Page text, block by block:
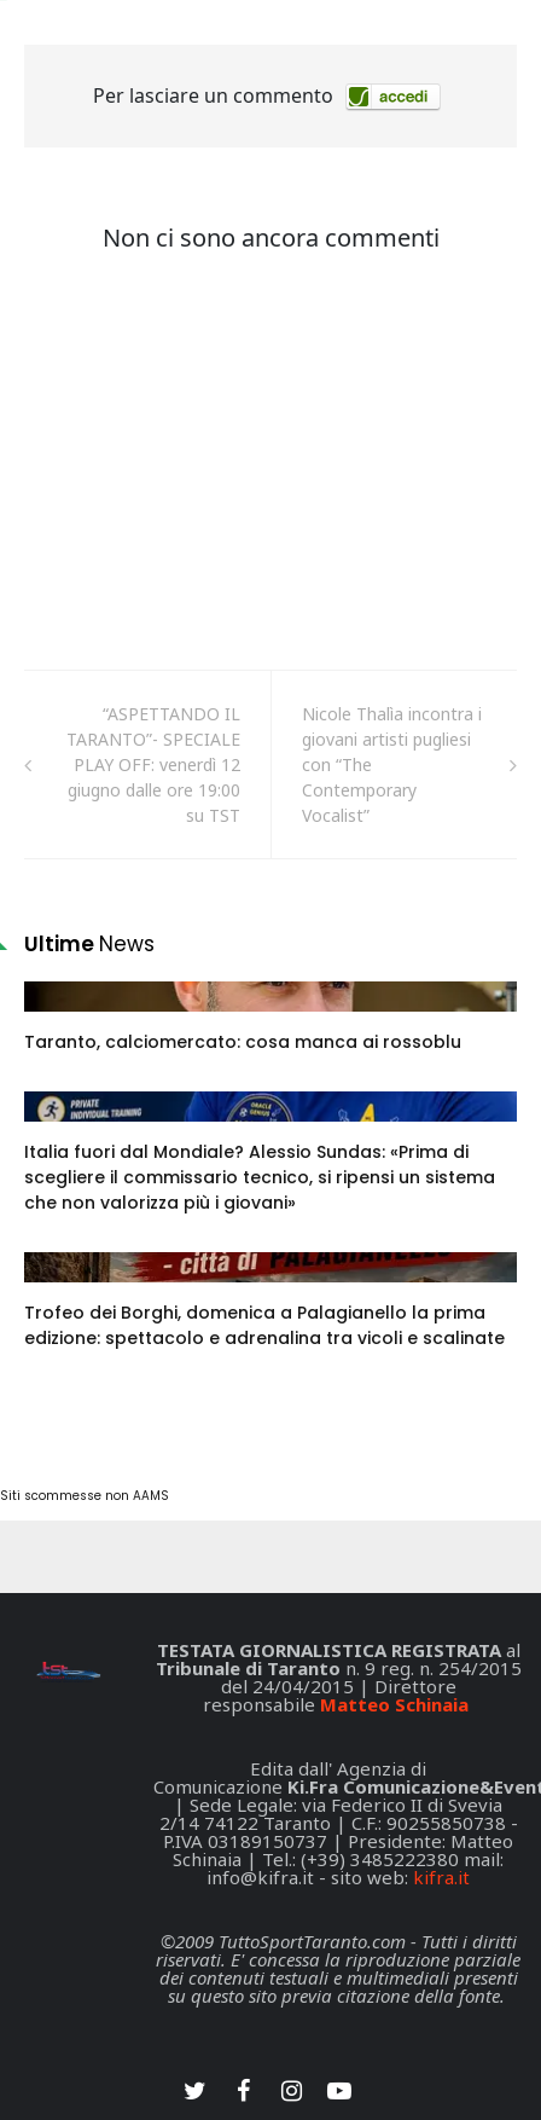
“ASPETTANDO IL
TARANTO”- SPECIALE
PLAY OFF: venerdì 12
giugno dalle ore 19:00
su TST
Nicole Thalìa incontra i
giovani artisti pugliesi
con “The
Contemporary
Vocalist”
Ultime News
Taranto, calciomercato: cosa manca ai rossoblu
Italia fuori dal Mondiale? Alessio Sundas: «Prima di
scegliere il commissario tecnico, si ripensi un sistema
che non valorizza più i giovani»
Trofeo dei Borghi, domenica a Palagianello la prima
edizione: spettacolo e adrenalina tra vicoli e scalinate
Siti scommesse non AAMS
TESTATA GIORNALISTICA REGISTRATAal
Tribunale di Taranto n. 9 reg. n. 254/2015
del 24/04/2015 | Direttore
responsabile Matteo Schinaia
Edita dall' Agenzia di
Comunicazione Ki.Fra
| Sede Legale: via Federico II di Svevia
2/14 74122 Taranto | C.F.: 90255850738 -
P.IVA 03189150737 | Presidente: Matteo
Schinaia | Tel.: (+39) 3485222380 mail:
info@kifra.it - sito web: kifra.it
©2009 TuttoSportTaranto.com - Tutti i diritti
riservati. E' concessa la riproduzione parziale
dei contenuti testuali e multimediali presenti
su questo sito previa citazione della fonte.